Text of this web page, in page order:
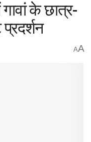
गावां के छात्र-
AA